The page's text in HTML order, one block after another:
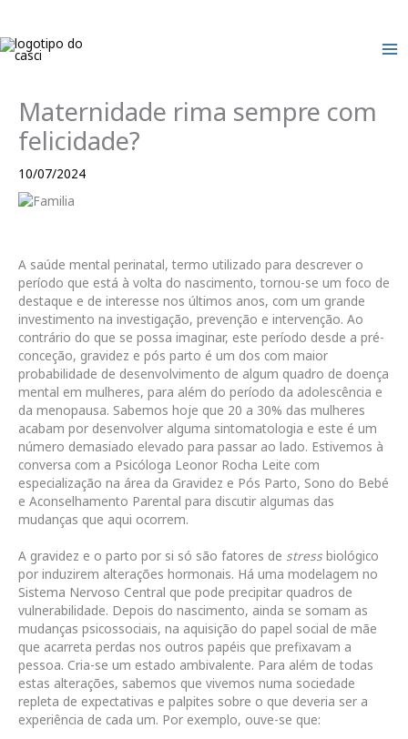
content
Maternidade rima sempre com
felicidade?
10/07/2024
A saúde mental perinatal, termo utilizado para descrever o
período que está à volta do nascimento, tornou-se um foco de
destaque e de interesse nos últimos anos, com um grande
investimento na investigação, prevenção e intervenção. Ao
contrário do que se possa imaginar, este período desde a pré-
conceção, gravidez e pós parto é um dos com maior
probabilidade de desenvolvimento de algum quadro de doença
mental em mulheres, para além do período da adolescência e
da menopausa. Sabemos hoje que 20 a 30% das mulheres
acabam por desenvolver alguma sintomatologia e este é um
número demasiado elevado para passar ao lado. Estivemos à
conversa com a Psicóloga Leonor Rocha Leite com
especialização na área da Gravidez e Pós Parto, Sono do Bebé
e Aconselhamento Parental para discutir algumas das
mudanças que aqui ocorrem.
A gravidez e o parto por si só são fatores de stressbiológico
por induzirem alterações hormonais. Há uma modelagem no
Sistema Nervoso Central que pode precipitar quadros de
vulnerabilidade. Depois do nascimento, ainda se somam as
mudanças psicossociais, na aquisição do papel social de mãe
que acarreta perdas nos outros papéis que prefixavam a
pessoa. Cria-se um estado ambivalente. Para além de todas
estas alterações, sabemos que vivemos numa sociedade
repleta de expectativas e palpites sobre o que deveria ser a
experiência de cada um. Por exemplo, ouve-se que: